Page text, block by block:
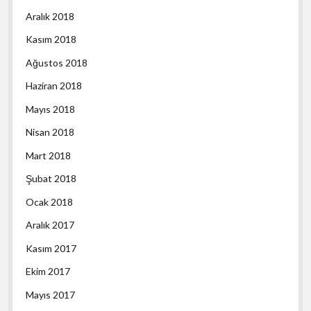
Aralık 2018
Kasım 2018
Ağustos 2018
Haziran 2018
Mayıs 2018
Nisan 2018
Mart 2018
Şubat 2018
Ocak 2018
Aralık 2017
Kasım 2017
Ekim 2017
Mayıs 2017